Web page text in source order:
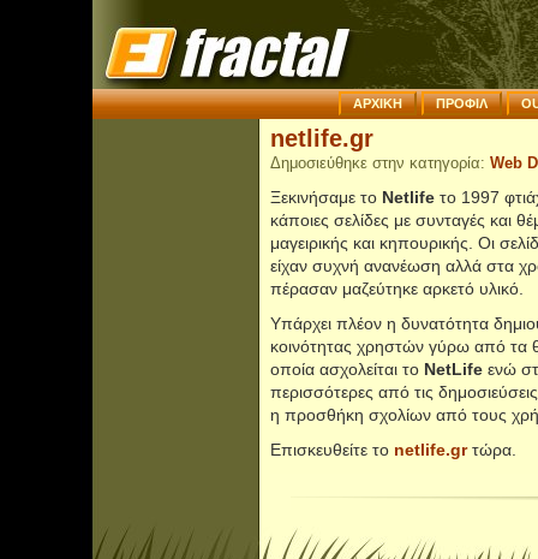
ΑΡΧΙΚΗ ΠΡΟΦΙΛ
netlife.gr
Δημοσιεύθηκε στην κατηγορία: Web
Ξεκινήσαμε το Netlife το 1997
κάποιες σελίδες με συνταγές και
μαγειρικής και κηπουρικής. Οι
είχαν συχνή ανανέωση αλλά στα
πέρασαν μαζεύτηκε αρκετό υλικό.
Υπάρχει πλέον η δυνατότητα
κοινότητας χρηστών γύρω από τα
οποία ασχολείται το NetLife ενώ
περισσότερες από τις
η προσθήκη σχολίων από τους
Επισκευθείτε το netlife.grτώρα.